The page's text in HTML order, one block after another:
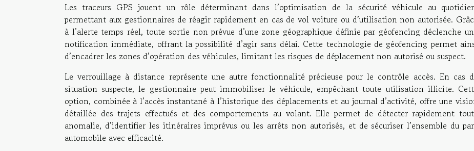
Les traceurs GPS jouent un rôle déterminant dans l’optimisation de la sécurité véhicule au
permettant aux gestionnaires de réagir rapidement en cas de vol voiture ou d’utilisation non autorisée.
à l’alerte temps réel, toute sortie non prévue d’une zone géographique définie par géofencing déclenche
notification immédiate, offrant la possibilité d’agir sans délai. Cette technologie de géofencing permet
d’encadrer les zones d’opération des véhicules, limitant les risques de déplacement non autorisé ou suspect.
Le verrouillage à distance représente une autre fonctionnalité précieuse pour le contrôle accès. En cas
situation suspecte, le gestionnaire peut immobiliser le véhicule, empêchant toute utilisation illicite.
option, combinée à l’accès instantané à l’historique des déplacements et au journal d’activité, offre une
détaillée des trajets effectués et des comportements au volant. Elle permet de détecter rapidement
anomalie, d’identifier les itinéraires imprévus ou les arrêts non autorisés, et de sécuriser l’ensemble du
automobile avec efficacité.